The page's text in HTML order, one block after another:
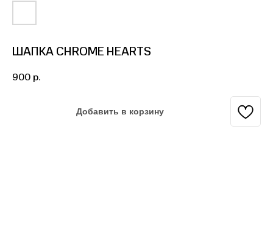
ШАПКА CHROME HEARTS
900 р.
Добавить в корзину